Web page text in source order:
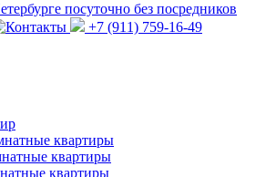
посуточно без посредников
+7 (911) 759-16-49
квартиры
квартиры
квартиры